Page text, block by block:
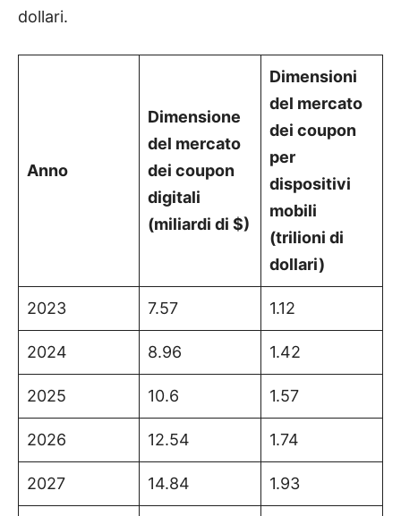
dollari.
Anno
Dimensione
del mercato
dei coupon
digitali
(miliardi di $)
Dimensioni
del mercato
dei coupon
per
dispositivi
mobili
(trilioni di
dollari)
2023 7.57 1.12
2024 8.96 1.42
2025 10.6 1.57
2026 12.54 1.74
2027 14.84 1.93